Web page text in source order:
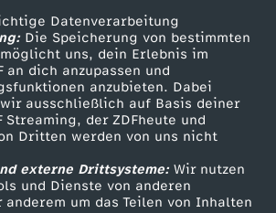
Datenverarbeitung
Die Speicherung von bestimmten
uns, dein Erlebnis im
an dich anzupassen und
anzubieten. Dabei
ausschließlich auf Basis deiner
Streaming, der ZDFheute und
Dritten werden von uns nicht
externe Drittsysteme:Wir nutzen
und Dienste von anderen
um das Teilen von Inhalten
Zuschauerservice
Hilfe